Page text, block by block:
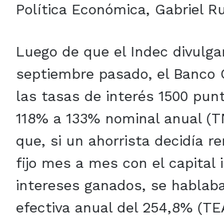
Política Económica, Gabriel
Luego de que el Indec
septiembre pasado, el Banco
las tasas de interés 1500
118% a 133% nominal anual
que, si un ahorrista decidía
fijo mes a mes con el capital
intereses ganados, se
efectiva anual del 254,8%